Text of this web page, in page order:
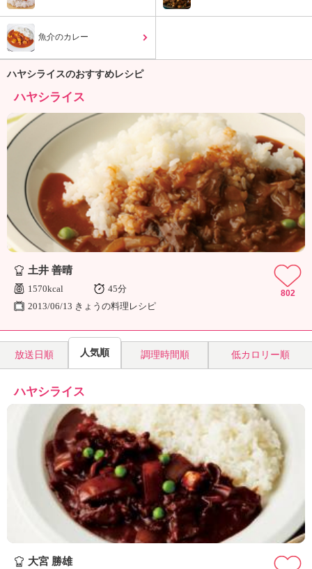
ョ
ん
の
き
ょ
う
の
料
理
」
魚介のカレー
ハヤシライスのおすすめレシピ
ハヤシライス
土井 善晴
1570kcal
45分
2013/06/13 きょうの料理レシピ
802
放送日順 人気順 調理時間順 低カロリー順
ハヤシライス
大宮 勝雄